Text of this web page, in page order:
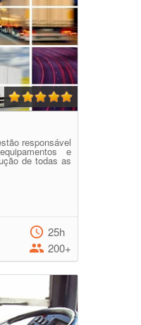
responsável
e
de todas as
25h
200+